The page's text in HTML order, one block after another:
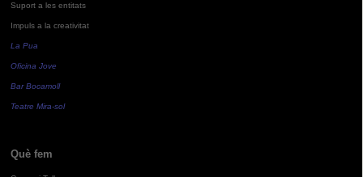
Suport a les entitats
Impuls a la creativitat
La Pua
Oficina Jove
Bar Bocamoll
Teatre Mira-sol
Què fem